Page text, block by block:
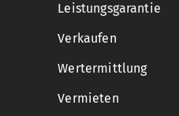
Leistungsgarantie
Verkaufen
Wertermittlung
Vermieten